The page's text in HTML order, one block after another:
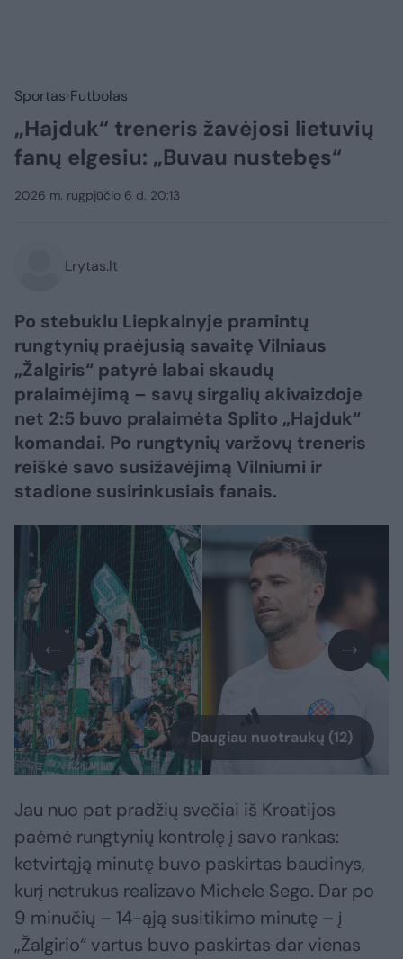
Sportas Futbolas
„Hajduk“ treneris žavėjosi lietuvių
fanų elgesiu: „Buvau nustebęs“
2026 m. rugpjūčio 6 d. 20:13
Lrytas.lt
Po stebuklu Liepkalnyje pramintų
rungtynių praėjusią savaitę Vilniaus
„Žalgiris“ patyrė labai skaudų
pralaimėjimą – savų sirgalių akivaizdoje
net 2:5 buvo pralaimėta Splito „Hajduk“
komandai. Po rungtynių varžovų treneris
reiškė savo susižavėjimą Vilniumi ir
stadione susirinkusiais fanais.
Daugiau nuotraukų (12)
Jau nuo pat pradžių svečiai iš Kroatijos
paėmė rungtynių kontrolę į savo rankas:
ketvirtąją minutę buvo paskirtas baudinys,
kurį netrukus realizavo Michele Sego. Dar po
9 minučių – 14-ąją susitikimo minutę – į
„Žalgirio“ vartus buvo paskirtas dar vienas